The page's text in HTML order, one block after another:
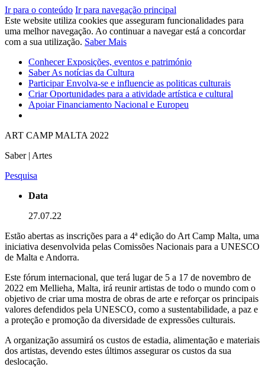
Ir para o conteúdo Ir para navegação principal
Este website utiliza cookies que asseguram funcionalidades para
uma melhor navegação. Ao continuar a navegar está a concordar
com a sua utilização. Saber Mais
ConhecerExposições, eventos e património
SaberAs notícias da Cultura
ParticiparEnvolva-se e influencie as politicas culturais
CriarOportunidades para a atividade artística e cultural
ApoiarFinanciamento Nacional e Europeu
ART CAMP MALTA 2022
Saber | Artes
Pesquisa
Data
27.07.22
Estão abertas as inscrições para a 4ª edição do Art Camp Malta, uma
iniciativa desenvolvida pelas Comissões Nacionais para a UNESCO
de Malta e Andorra.
Este fórum internacional, que terá lugar de 5 a 17 de novembro de
2022 em Mellieha, Malta, irá reunir artistas de todo o mundo com o
objetivo de criar uma mostra de obras de arte e reforçar os principais
valores defendidos pela UNESCO, como a sustentabilidade, a paz e
a proteção e promoção da diversidade de expressões culturais.
A organização assumirá os custos de estadia, alimentação e materiais
dos artistas, devendo estes últimos assegurar os custos da sua
deslocação.